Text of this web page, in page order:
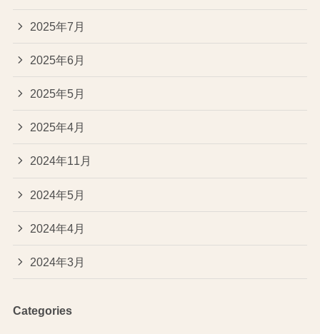
2025年7月
2025年6月
2025年5月
2025年4月
2024年11月
2024年5月
2024年4月
2024年3月
Categories